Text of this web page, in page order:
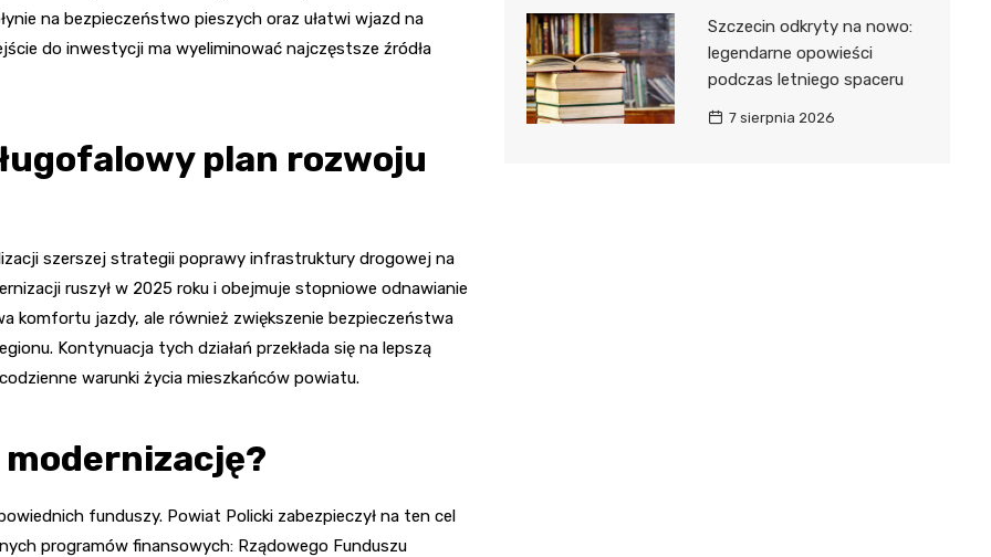
na bezpieczeństwo pieszych oraz ułatwi wjazd na
do inwestycji ma wyeliminować najczęstsze źródła
plan rozwoju
szerszej strategii poprawy infrastruktury drogowej na
ruszył w 2025 roku i obejmuje stopniowe odnawianie
komfortu jazdy, ale również zwiększenie bezpieczeństwa
Kontynuacja tych działań przekłada się na lepszą
warunki życia mieszkańców powiatu.
funduszy. Powiat Policki zabezpieczył na ten cel
programów finansowych: Rządowego Funduszu
Szczecin odkryty na nowo:
legendarne opowieści
podczas letniego spaceru
7 sierpnia 2026